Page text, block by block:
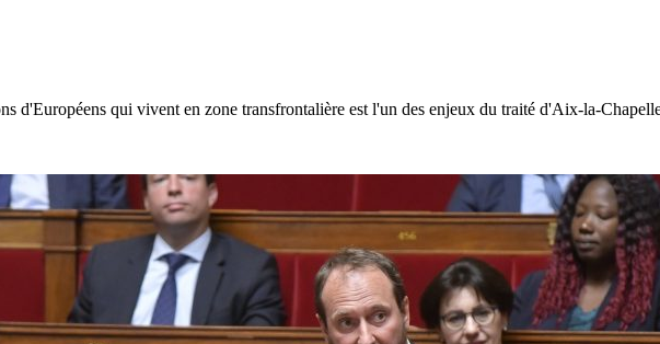
d'Européens qui vivent en zone transfrontalière est l'un des enjeux du traité d'Aix-la-